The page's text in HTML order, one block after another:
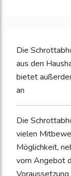
Die
aus den
bietet
an
Die
vielen
Möglichkeit,
vom Angebot